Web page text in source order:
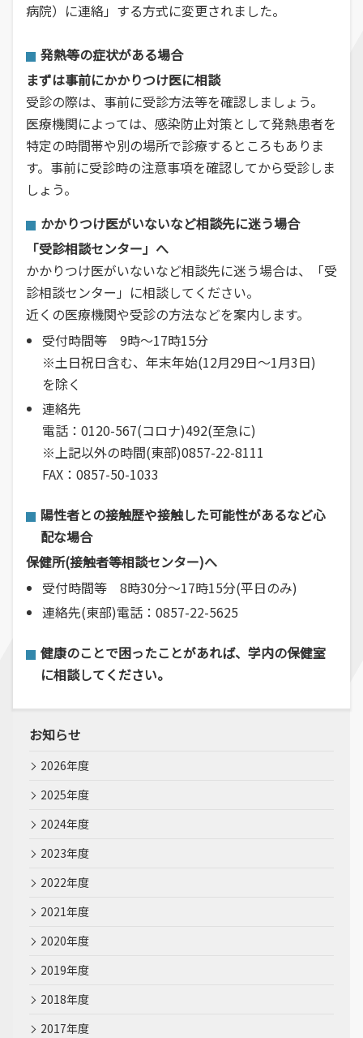
病院）に連絡」する方式に変更されました。
発熱等の症状がある場合
まずは事前にかかりつけ医に相談
受診の際は、事前に受診方法等を確認しましょう。
医療機関によっては、感染防止対策として発熱患者を
特定の時間帯や別の場所で診療するところもありま
す。事前に受診時の注意事項を確認してから受診しま
しょう。
かかりつけ医がいないなど相談先に迷う場合
「受診相談センター」へ
かかりつけ医がいないなど相談先に迷う場合は、「受
診相談センター」に相談してください。
近くの医療機関や受診の方法などを案内します。
受付時間等 9時～17時15分
※土日祝日含む、年末年始(12月29日～1月3日)
を除く
連絡先
電話：0120-567(コロナ)492(至急に)
※上記以外の時間(東部)0857-22-8111
FAX：0857-50-1033
陽性者との接触歴や接触した可能性があるなど心
配な場合
保健所(接触者等相談センター)へ
受付時間等 8時30分～17時15分(平日のみ)
連絡先(東部)電話：0857-22-5625
健康のことで困ったことがあれば、学内の保健室
に相談してください。
お知らせ
2026年度
2025年度
2024年度
2023年度
2022年度
2021年度
2020年度
2019年度
2018年度
2017年度